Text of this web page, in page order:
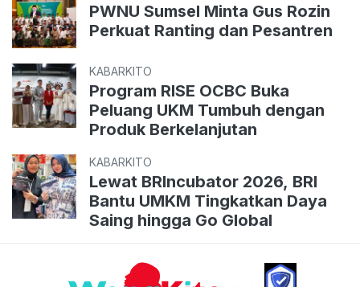
PWNU Sumsel Minta Gus Rozin
Perkuat Ranting dan Pesantren
KABARKITO
Program RISE OCBC Buka
Peluang UKM Tumbuh dengan
Produk Berkelanjutan
KABARKITO
Lewat BRIncubator 2026, BRI
Bantu UMKM Tingkatkan Daya
Saing hingga Go Global